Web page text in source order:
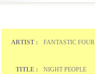
ARTIST : FANTASTIC FOUR
TITLE : NIGHT PEOPLE